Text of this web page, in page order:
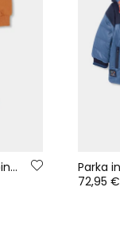
Completo in felpa bambino arancione con stampa pixel
72,95 €